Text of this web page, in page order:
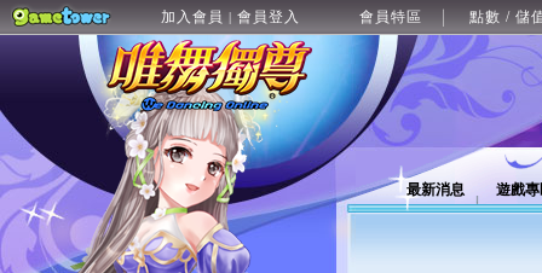
加入會員 | 會員登入 會員特區 點數 / 儲
最新消息 遊戲